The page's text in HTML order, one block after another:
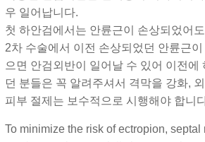
우 일어납니다.
첫 하안검에서는 안륜근이 손상되었어
2차 수술에서 이전 손상되었던 안륜근
으면 안검외반이 일어날 수 있어 이전에
던 분들은 꼭 알려주셔서 격막을 강화,
피부 절제는 보수적으로 시행해야 합니
To minimize the risk of ectropion, septal